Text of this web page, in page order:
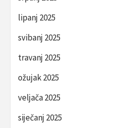
lipanj 2025
svibanj 2025
travanj 2025
ožujak 2025
veljača 2025
siječanj 2025